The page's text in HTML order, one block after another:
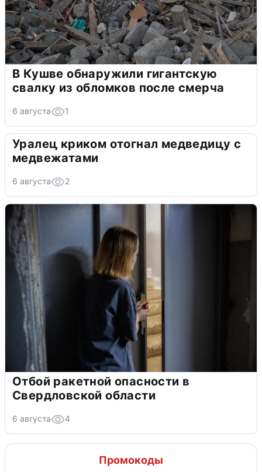
В Кушве обнаружили гигантскую
свалку из обломков после смерча
6 августа 1
Уралец криком отогнал медведицу с
медвежатами
6 августа 2
Отбой ракетной опасности в
Свердловской области
6 августа 4
Промокоды